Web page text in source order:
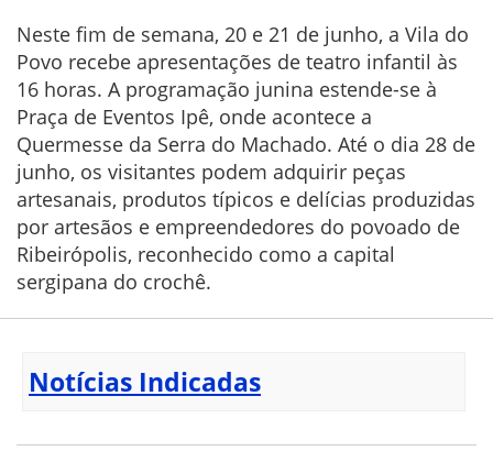
Neste fim de semana, 20 e 21 de junho, a Vila do
Povo recebe apresentações de teatro infantil às
16 horas. A programação junina estende-se à
Praça de Eventos Ipê, onde acontece a
Quermesse da Serra do Machado. Até o dia 28 de
junho, os visitantes podem adquirir peças
artesanais, produtos típicos e delícias produzidas
por artesãos e empreendedores do povoado de
Ribeirópolis, reconhecido como a capital
sergipana do crochê.
Notícias Indicadas